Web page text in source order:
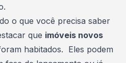
o que você precisa saber
que imóveis novos
habitados. Eles podem